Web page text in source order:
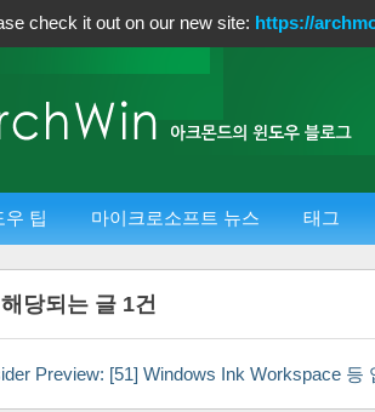
check it out on our new site: https://
우 팁 마이크로소프트 뉴스 태그
당되는 글 1건
Preview: [51] Windows Ink Workspace